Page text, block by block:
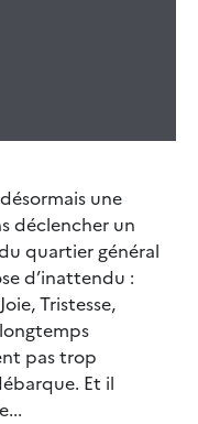
une
déclencher un
quartier général
d’inattendu :
Tristesse,
pas trop
Et il